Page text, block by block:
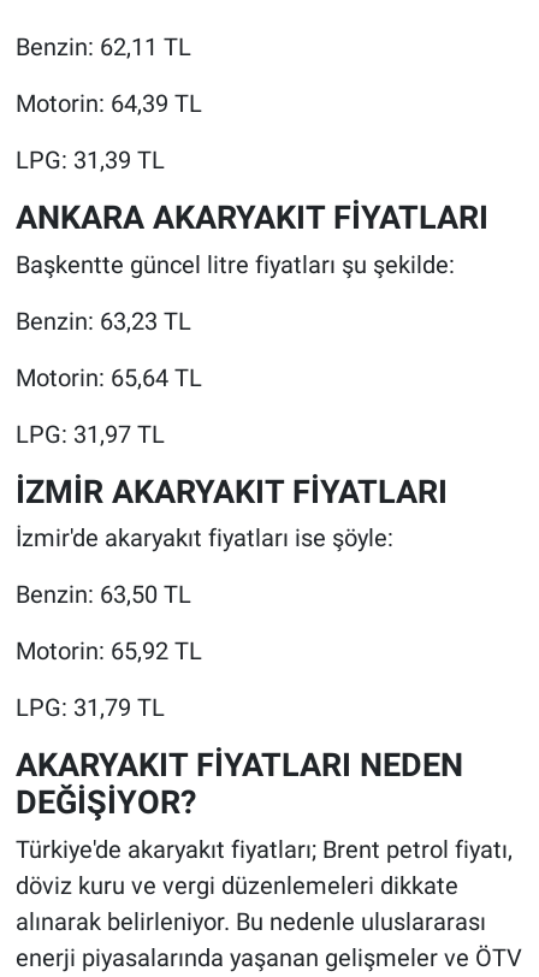
Benzin: 62,11 TL
Motorin: 64,39 TL
LPG: 31,39 TL
ANKARA AKARYAKIT FİYATLARI
Başkentte güncel litre fiyatları şu şekilde:
Benzin: 63,23 TL
Motorin: 65,64 TL
LPG: 31,97 TL
İZMİR AKARYAKIT FİYATLARI
İzmir'de akaryakıt fiyatları ise şöyle:
Benzin: 63,50 TL
Motorin: 65,92 TL
LPG: 31,79 TL
AKARYAKIT FİYATLARI NEDEN
DEĞİŞİYOR?
Türkiye'de akaryakıt fiyatları; Brent petrol fiyatı,
döviz kuru ve vergi düzenlemeleri dikkate
alınarak belirleniyor. Bu nedenle uluslararası
enerji piyasalarında yaşanan gelişmeler ve ÖTV